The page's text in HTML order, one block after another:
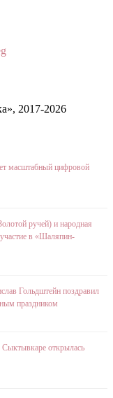
2017-2026
масштабный цифровой
ручей) и народная
в «Шаляпин-
Гольдштейн поздравил
праздником
Сыктывкаре открылась